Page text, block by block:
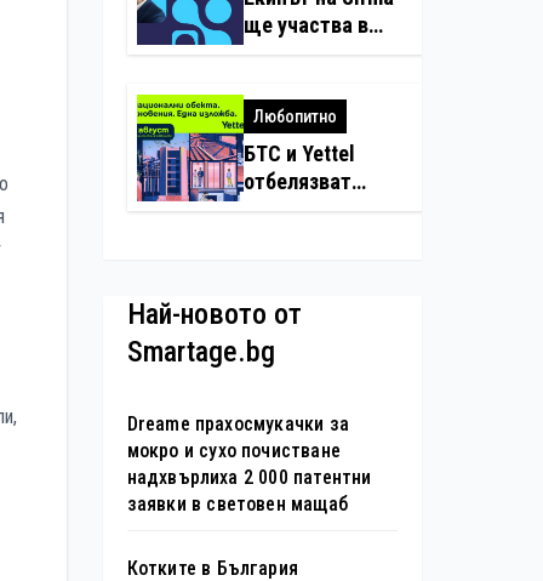
нарушения с
дронове
ще участва в
създаването на
стандарти за
навлизане на
изкуствен
интелект в
Любопитно
БТС и Yettel
отбелязват
национални
туристически
изложба в София
Най-новото от
Smartage.bg
Dreame прахосмукачки за
мокро и сухо почистване
надхвърлиха 2 000 патентни
заявки в световен мащаб
Котките в България